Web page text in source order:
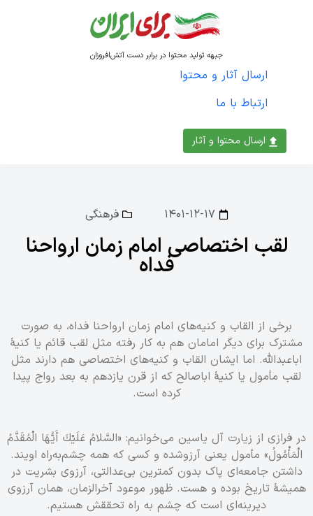
ارسال محتوا و آثار
جبهه تولید محتوا در برابر دست آتش‌افروزان
ارسال آثار و محتوا
ارتباط با ما
۱۴۰۱-۱۲-۱۷ فرهنگی
لقب اختصاصی امام زمان ارواحنا
فداه
برخی از القاب و کنیه‌های امام زمان ارواحنا فداه، به صورت
مشترک برای دیگر امامان هم به کار رفته مثل لقب قائم یا کنیۀ
اباعبدالله. اما ایشان القاب و کنیه‌های اختصاصی هم دارند مثل
لقب مأمول یا کنیۀ اباصالح که از قرن یازدهم به بعد رواج پیدا
کرده است.
در فرازی از زیارت آل یاسین می‌خوانیم: «السَّلامُ عَلَيْكَ أَيُّهَا الْمُقَدَّمُ
الْمَأْمُولُ» مأمول یعنی آرزوشده و کسی که همه چشم‌به‌راه اویند.
داشتن جامعه‌ای پاک بدون کمترین بی‌عدالتی، آرزوی بشریت در
همیشۀ تاریخ بوده و هست. ظهور موعود آخرالزمان، همان آرزوی
دیرینه‌ای است که چشم به راه تحققش هستیم.